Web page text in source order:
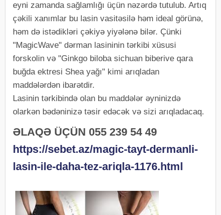
eyni zamanda sağlamlığı üçün nəzərdə tutulub. Artıq
çəkili xanımlar bu lasin vasitəsilə həm ideal görünə,
həm də istədikləri çəkiyə yiyələnə bilər. Çünki
"MagicWave" dərman lasininin tərkibi xüsusi
forskolin və "Ginkgo biloba sichuan biberive qara
buğda ektresi Shea yağı" kimi arıqladan
maddələrdən ibarətdir.
Lasinin tərkibində olan bu maddələr əyninizdə
olarkən bədəninizə təsir edəcək və sizi arıqladacaq.
ƏLAQƏ ÜÇÜN 055 239 54 49
https://sebet.az/magic-tayt-dermanli-
lasin-ile-daha-tez-ariqla-1176.html